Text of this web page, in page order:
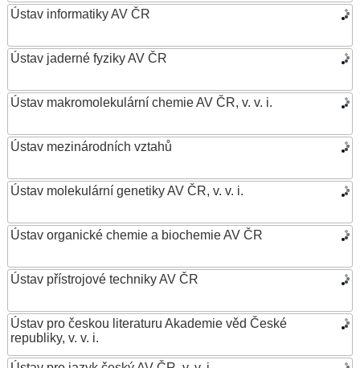
Ústav informatiky AV ČR
Ústav jaderné fyziky AV ČR
Ústav makromolekulární chemie AV ČR, v. v. i.
Ústav mezinárodních vztahů
Ústav molekulární genetiky AV ČR, v. v. i.
Ústav organické chemie a biochemie AV ČR
Ústav přístrojové techniky AV ČR
Ústav pro českou literaturu Akademie věd České
republiky, v. v. i.